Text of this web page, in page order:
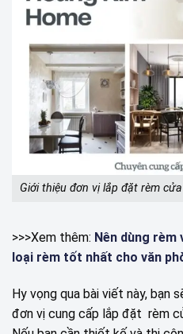
Giới thiệu đơn vị lắp đặt rèm
>>>Xem thêm: Nên dùng rèm
loại rèm tốt nhất cho văn
Hy vọng qua bài viết này, bạn
đơn vị cung cấp lắp đặt rèm